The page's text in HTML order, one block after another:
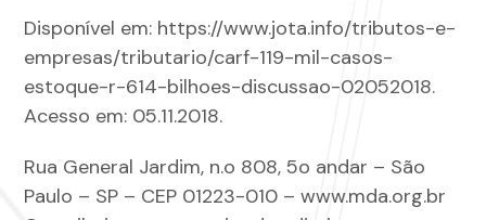
Disponível em: https://www.jota.info/tributos-e-
empresas/tributario/carf-119-mil-casos-
estoque-r-614-bilhoes-discussao-02052018.
Acesso em: 05.11.2018.
Rua General Jardim, n.o 808, 5o andar – São
Paulo – SP – CEP 01223-010 – www.mda.org.br